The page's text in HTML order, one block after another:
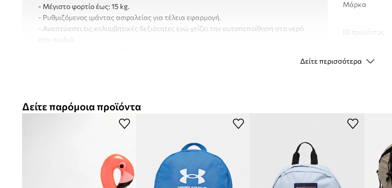
- Μέγιστο φορτίο έως: 15 kg.
- Ρυθμιζόμενος ιμάντας ασφαλείας για τέλεια εφαρμογή.
- Αναπτύσσει τις κολυμβητικές δεξιότητες ενώ χτίζει την αυτοπεποίθηση στο νερό
στα παιδιά.
Μάρκα
ID προϊόντος
Δείτε περισσότερα
Δείτε παρόμοια προϊόντα